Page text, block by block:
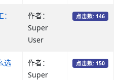
作者：
Super
User
点击数: 146
选
作者：
Super
点击数: 150